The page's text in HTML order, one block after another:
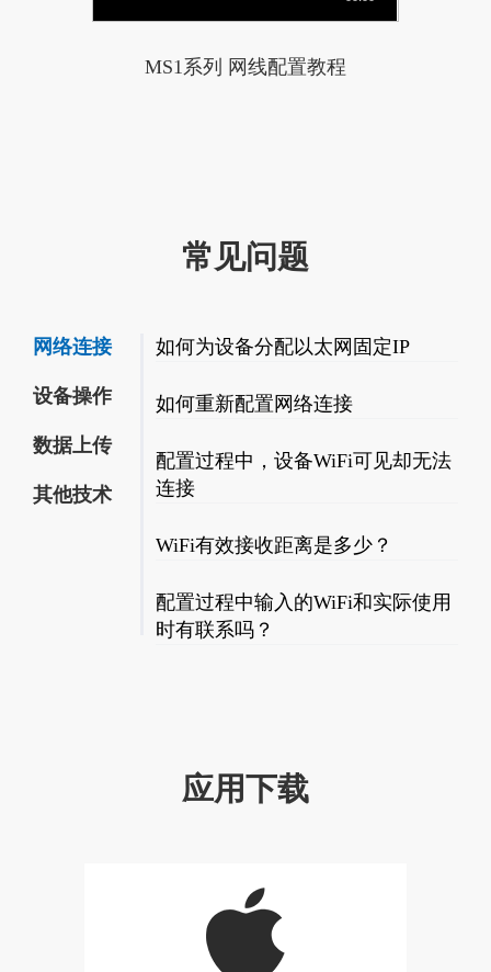
MS1系列 网线配置教程
常见问题
网络连接
设备操作
数据上传
其他技术
如何为设备分配以太网固定IP
如何重新配置网络连接
配置过程中，设备WiFi可见却无法
连接
WiFi有效接收距离是多少？
配置过程中输入的WiFi和实际使用
时有联系吗？
应用下载